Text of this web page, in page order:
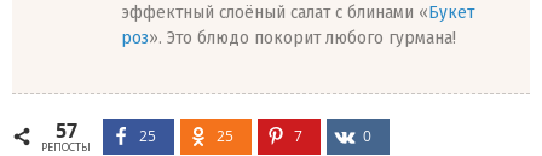
эффектный слоёный салат с блинами «Букет
роз». Это блюдо покорит любого гурмана!
57
РЕПОСТЫ
25 25 7 0